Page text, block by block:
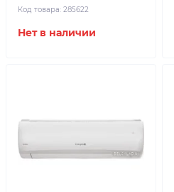
Код товара: 285622
Нет в наличии